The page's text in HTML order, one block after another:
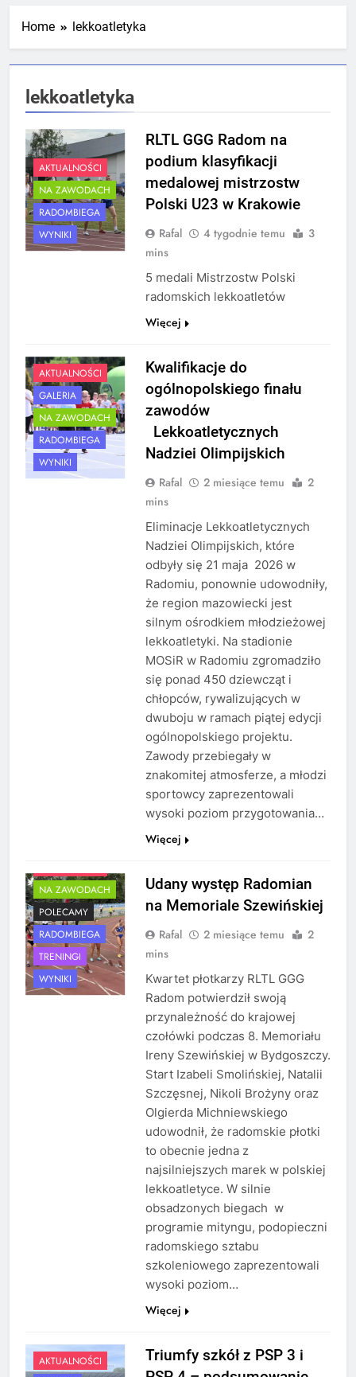
2 Tygodnie Temu
medalowej mistrzostw Polski U23 w
Krakowie
4 Tygodnie Temu
Home lekkoatletyka
lekkoatletyka
AKTUALNOŚCI
NA ZAWODACH
RADOMBIEGA
WYNIKI
RLTL GGG Radom na
podium klasyfikacji
medalowej mistrzostw
Polski U23 w Krakowie
Rafal 4 tygodnie temu
3
mins
5 medali Mistrzostw Polski
radomskich lekkoatletów
Więcej
AKTUALNOŚCI
GALERIA
NA ZAWODACH
RADOMBIEGA
WYNIKI
Kwalifikacje do
ogólnopolskiego finału
zawodów
Lekkoatletycznych
Nadziei Olimpijskich
Rafal 2 miesiące temu
2
mins
Eliminacje Lekkoatletycznych
Nadziei Olimpijskich, które
odbyły się 21 maja 2026 w
Radomiu, ponownie udowodniły,
że region mazowiecki jest
silnym ośrodkiem młodzieżowej
lekkoatletyki. Na stadionie
MOSiR w Radomiu zgromadziło
się ponad 450 dziewcząt i
chłopców, rywalizujących w
dwuboju w ramach piątej edycji
ogólnopolskiego projektu.
Zawody przebiegały w
znakomitej atmosferze, a młodzi
sportowcy zaprezentowali
wysoki poziom przygotowania…
Więcej
NA ZAWODACH
POLECAMY
RADOMBIEGA
TRENINGI
WYNIKI
Udany występ Radomian
na Memoriale Szewińskiej
Rafal 2 miesiące temu
2
mins
Kwartet płotkarzy RLTL GGG
Radom potwierdził swoją
przynależność do krajowej
czołówki podczas 8. Memoriału
Ireny Szewińskiej w Bydgoszczy.
Start Izabeli Smolińskiej, Natalii
Szczęsnej, Nikoli Brożyny oraz
Olgierda Michniewskiego
udowodnił, że radomskie płotki
to obecnie jedna z
najsilniejszych marek w polskiej
lekkoatletyce. W silnie
obsadzonych biegach w
programie mityngu, podopieczni
radomskiego sztabu
szkoleniowego zaprezentowali
wysoki poziom…
Więcej
AKTUALNOŚCI
Triumfy szkół z PSP 3 i